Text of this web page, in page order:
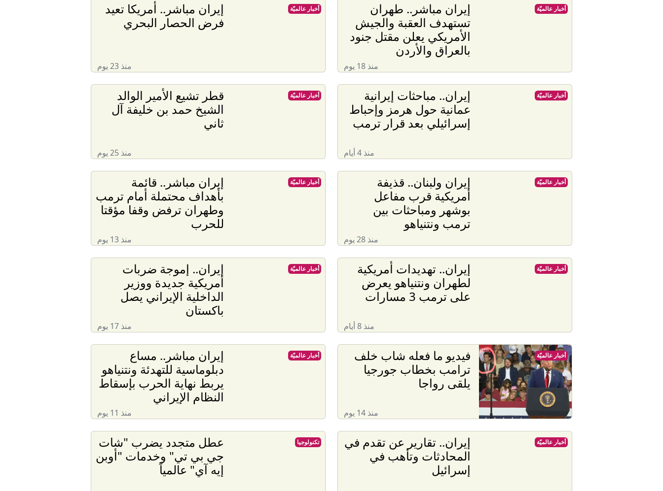
إيران مباشر.. طهران
تستهدف العقبة والجيش
الأمريكي يعلن مقتل جنود
بالعراق والأردن
منذ 18 يوم
أخبار عالميّة
إيران مباشر.. أمريكا تعيد
فرض الحصار البحري
منذ 23 يوم
أخبار عالميّة
إيران.. مباحثات إيرانية
عمانية حول هرمز وإحباط
إسرائيلي بعد قرار ترمب
منذ 4 أيام
أخبار عالميّة
قطر تشيع الأمير الوالد
الشيخ حمد بن خليفة آل
ثاني
منذ 25 يوم
أخبار عالميّة
إيران ولبنان.. قذيفة
أمريكية قرب مفاعل
بوشهر ومباحثات بين
ترمب ونتنياهو
منذ 28 يوم
أخبار عالميّة
إيران مباشر.. قائمة
بأهداف محتملة أمام ترمب
وطهران ترفض وقفا مؤقتا
للحرب
منذ 13 يوم
أخبار عالميّة
إيران.. تهديدات أمريكية
لطهران ونتنياهو يعرض
على ترمب 3 مسارات
منذ 8 أيام
أخبار عالميّة
إيران.. إموجة ضربات
أمريكية جديدة ووزير
الداخلية الإيراني يصل
باكستان
منذ 17 يوم
أخبار عالميّة
فيديو ما فعله شاب خلف
ترامب بخطاب جورجيا
يلقى رواجا
منذ 14 يوم
أخبار عالميّة
إيران مباشر.. مساع
دبلوماسية للتهدئة ونتنياهو
يربط نهاية الحرب بإسقاط
النظام الإيراني
منذ 11 يوم
أخبار عالميّة
إيران.. تقارير عن تقدم في
المحادثات وتأهب في
إسرائيل
أخبار عالميّة
عطل متجدد يضرب "شات
جي بي تي" وخدمات "أوبن
إيه آي" عالمياً
تكنولوجيا